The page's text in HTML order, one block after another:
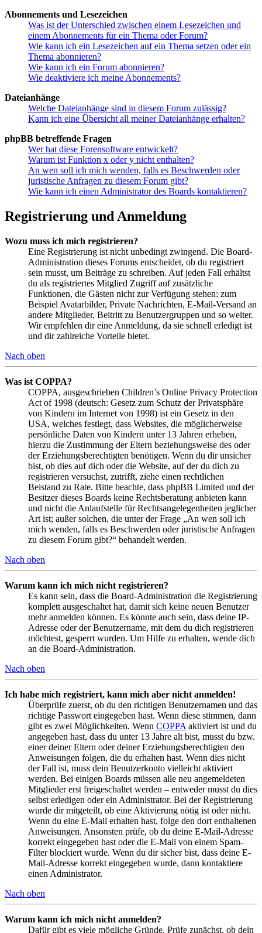
Abonnements und Lesezeichen
Was ist der Unterschied zwischen einem Lesezeichen und
einem Abonnements für ein Thema oder Forum?
Wie kann ich ein Lesezeichen auf ein Thema setzen oder ein
Thema abonnieren?
Wie kann ich ein Forum abonnieren?
Wie deaktiviere ich meine Abonnements?
Dateianhänge
Welche Dateianhänge sind in diesem Forum zulässig?
Kann ich eine Übersicht all meiner Dateianhänge erhalten?
phpBB betreffende Fragen
Wer hat diese Forensoftware entwickelt?
Warum ist Funktion x oder y nicht enthalten?
An wen soll ich mich wenden, falls es Beschwerden oder
juristische Anfragen zu diesem Forum gibt?
Wie kann ich einen Administrator des Boards kontaktieren?
Registrierung und Anmeldung
Wozu muss ich mich registrieren?
Eine Registrierung ist nicht unbedingt zwingend. Die Board-
Administration dieses Forums entscheidet, ob du registriert
sein musst, um Beiträge zu schreiben. Auf jeden Fall erhältst
du als registriertes Mitglied Zugriff auf zusätzliche
Funktionen, die Gästen nicht zur Verfügung stehen: zum
Beispiel Avatarbilder, Private Nachrichten, E-Mail-Versand an
andere Mitglieder, Beitritt zu Benutzergruppen und so weiter.
Wir empfehlen dir eine Anmeldung, da sie schnell erledigt ist
und dir zahlreiche Vorteile bietet.
Nach oben
Was ist COPPA?
COPPA, ausgeschrieben Children’s Online Privacy Protection
Act of 1998 (deutsch: Gesetz zum Schutz der Privatsphäre
von Kindern im Internet von 1998) ist ein Gesetz in den
USA, welches festlegt, dass Websites, die möglicherweise
persönliche Daten von Kindern unter 13 Jahren erheben,
hierzu die Zustimmung der Eltern beziehungsweise des oder
der Erziehungsberechtigten benötigen. Wenn du dir unsicher
bist, ob dies auf dich oder die Website, auf der du dich zu
registrieren versuchst, zutrifft, ziehe einen rechtlichen
Beistand zu Rate. Bitte beachte, dass phpBB Limited und der
Besitzer dieses Boards keine Rechtsberatung anbieten kann
und nicht die Anlaufstelle für Rechtsangelegenheiten jeglicher
Art ist; außer solchen, die unter der Frage „An wen soll ich
mich wenden, falls es Beschwerden oder juristische Anfragen
zu diesem Forum gibt?“ behandelt werden.
Nach oben
Warum kann ich mich nicht registrieren?
Es kann sein, dass die Board-Administration die Registrierung
komplett ausgeschaltet hat, damit sich keine neuen Benutzer
mehr anmelden können. Es könnte auch sein, dass deine IP-
Adresse oder der Benutzername, mit dem du dich registrieren
möchtest, gesperrt wurden. Um Hilfe zu erhalten, wende dich
an die Board-Administration.
Nach oben
Ich habe mich registriert, kann mich aber nicht anmelden!
Überprüfe zuerst, ob du den richtigen Benutzernamen und das
richtige Passwort eingegeben hast. Wenn diese stimmen, dann
gibt es zwei Möglichkeiten. Wenn COPPA aktiviert ist und du
angegeben hast, dass du unter 13 Jahre alt bist, musst du bzw.
einer deiner Eltern oder deiner Erziehungsberechtigten den
Anweisungen folgen, die du erhalten hast. Wenn dies nicht
der Fall ist, muss dein Benutzerkonto vielleicht aktiviert
werden. Bei einigen Boards müssen alle neu angemeldeten
Mitglieder erst freigeschaltet werden – entweder musst du dies
selbst erledigen oder ein Administrator. Bei der Registrierung
wurde dir mitgeteilt, ob eine Aktivierung nötig ist oder nicht.
Wenn du eine E-Mail erhalten hast, folge den dort enthaltenen
Anweisungen. Ansonsten prüfe, ob du deine E-Mail-Adresse
korrekt eingegeben hast oder die E-Mail von einem Spam-
Filter blockiert wurde. Wenn du dir sicher bist, dass deine E-
Mail-Adresse korrekt eingegeben wurde, dann kontaktiere
einen Administrator.
Nach oben
Warum kann ich mich nicht anmelden?
Dafür gibt es viele mögliche Gründe. Prüfe zunächst, ob dein